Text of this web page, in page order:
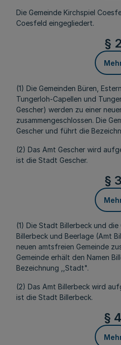
Die Gemeinde Kirchspiel
Coesfeld eingegliedert.
§ 2
(1) Die Gemeinden Büren,
Tungerloh-Capellen und
Gescher) werden zu einer
zusammengeschlossen. Die
Gescher und führt die
(2) Das Amt Gescher wird
ist die Stadt Gescher.
§ 3
(1) Die Stadt Billerbeck und die
Billerbeck und Beerlage (Amt
neuen amtsfreien Gemeinde
Gemeinde erhält den Namen
Bezeichnung ,,Stadt".
(2) Das Amt Billerbeck wird
ist die Stadt Billerbeck.
§ 4